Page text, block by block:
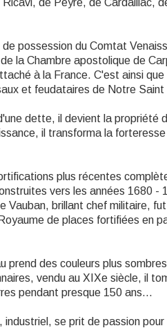
de Peyre, de Cardaillac,
possession du Comtat
la Chambre apostolique de
à la France. C'est ainsi
et feudataires de Notre
dette, il devient la propriété
il transforma la
plus récentes
vers les années 1680 -
Vauban, brillant chef militaire,
de places fortifiées en
prend des couleurs plus
vendu au XIXe siècle, il
pendant presque 150 ans...
industriel, se prit de passion